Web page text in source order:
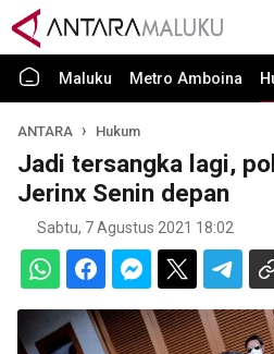
Maluku Metro Amboina
ANTARA Hukum
Jadi tersangka lagi,
Jerinx Senin depan
Sabtu, 7 Agustus 2021 18:02